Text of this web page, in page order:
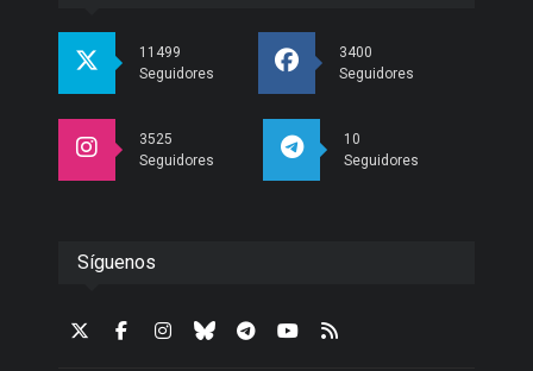
11499
Seguidores
3400
Seguidores
3525
Seguidores
10
Seguidores
Síguenos